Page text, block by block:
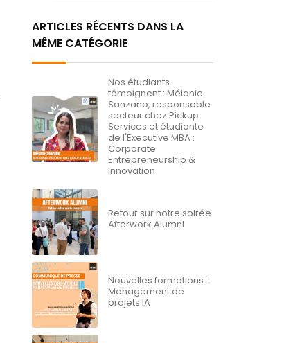
ARTICLES RÉCENTS DANS LA
MÊME CATÉGORIE
Nos étudiants
témoignent : Mélanie
Sanzano, responsable
secteur chez Pickup
Services et étudiante
de l'Executive MBA :
Corporate
Entrepreneurship &
Innovation
Retour sur notre soirée
Afterwork Alumni
Nouvelles formations :
Management de
projets IA